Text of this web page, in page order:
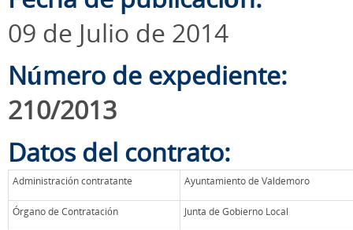
09 de Julio de 2014
Número de expediente:
210/2013
Datos del contrato:
Administración contratante Ayuntamiento de Valdemoro
Órgano de Contratación Junta de Gobierno Local